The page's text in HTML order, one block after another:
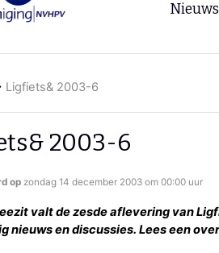
Nieuws
Ligfiets& 2003-6
2003-6
op zondag 14 december 2003 om 00:00 uur
valt de zesde aflevering van
nieuws en discussies. Lees een